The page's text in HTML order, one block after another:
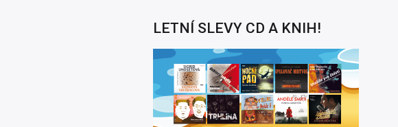
LETNÍ SLEVY CD A KNIH!